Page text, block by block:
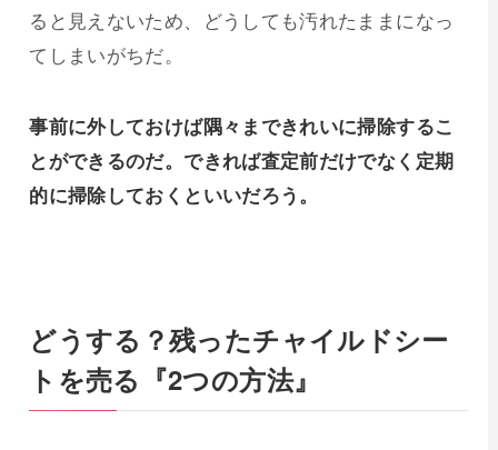
ると見えないため、どうしても汚れたままになっ
てしまいがちだ。
事前に外しておけば隅々まできれいに掃除するこ
とができるのだ。できれば査定前だけでなく定期
的に掃除しておくといいだろう。
どうする？残ったチャイルドシー
トを売る『2つの方法』